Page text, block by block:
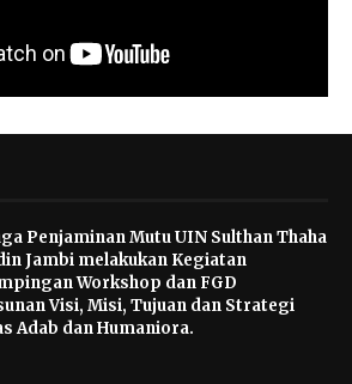
Penjaminan Mutu UIN Sulthan Thaha
Jambi melakukan Kegiatan
Workshop dan FGD
Visi, Misi, Tujuan dan Strategi
Adab dan Humaniora.